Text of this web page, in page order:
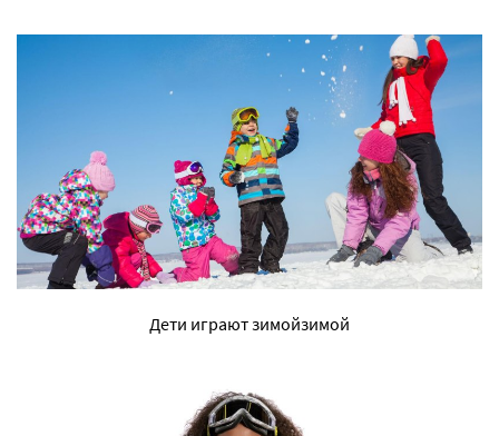
Дети играют зимойзимой